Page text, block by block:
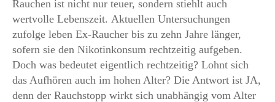
Rauchen ist nicht nur teuer, sondern stiehlt auch
wertvolle Lebenszeit. Aktuellen Untersuchungen
zufolge leben Ex-Raucher bis zu zehn Jahre länger,
sofern sie den Nikotinkonsum rechtzeitig aufgeben.
Doch was bedeutet eigentlich rechtzeitig? Lohnt sich
das Aufhören auch im hohen Alter? Die Antwort ist JA,
denn der Rauchstopp wirkt sich unabhängig vom Alter